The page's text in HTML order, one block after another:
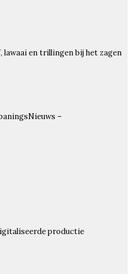
lawaai en trillingen bij het zagen
–
productie